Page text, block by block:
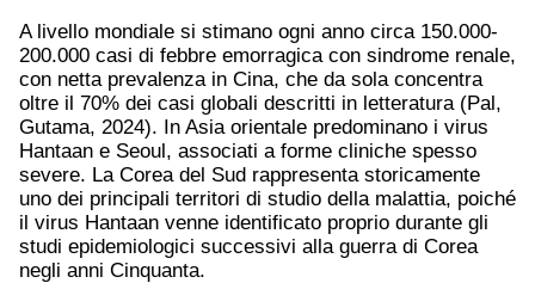
A livello mondiale si stimano ogni anno circa 150.000-
200.000 casi di febbre emorragica con sindrome renale,
con netta prevalenza in Cina, che da sola concentra
oltre il 70% dei casi globali descritti in letteratura (Pal,
Gutama, 2024). In Asia orientale predominano i virus
Hantaan e Seoul, associati a forme cliniche spesso
severe. La Corea del Sud rappresenta storicamente
uno dei principali territori di studio della malattia, poiché
il virus Hantaan venne identificato proprio durante gli
studi epidemiologici successivi alla guerra di Corea
negli anni Cinquanta.